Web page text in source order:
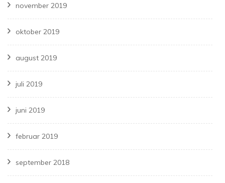
november 2019
oktober 2019
august 2019
juli 2019
juni 2019
februar 2019
september 2018